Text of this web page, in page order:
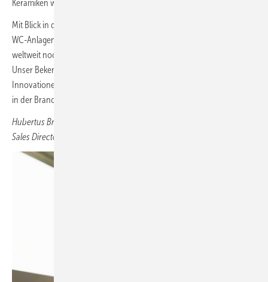
Keramiken wird im täglichen Gebrauch weiterhin hoch geschätzt.
Mit Blick in die Zukunft sehen wir weiterhin großes Potenzial, veraltete
WC-Anlagen zu erneuern, unsere Märkte weiter auszubauen und
weltweit noch mehr Menschen von unseren Produkten zu begeistern.
Unser Bekenntnis zu führender Technologie und sinnvollen
Innovationen wird uns weiterhin leiten und unsere Führungsposition
in der Branche stärken.
Hubertus B rüggemann,
Sales Director Toto ­Europe